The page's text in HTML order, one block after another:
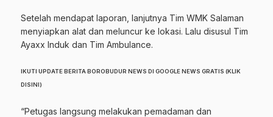
Setelah mendapat laporan, lanjutnya Tim WMK Salaman
menyiapkan alat dan meluncur ke lokasi. Lalu disusul Tim
Ayaxx Induk dan Tim Ambulance.
IKUTI UPDATE BERITA BOROBUDUR NEWS DI GOOGLE NEWS GRATIS (KLIK
DISINI)
“Petugas langsung melakukan pemadaman dan